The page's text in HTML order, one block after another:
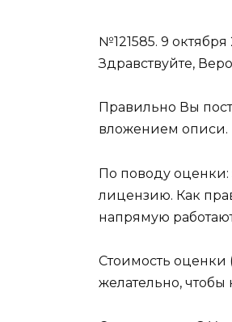
№121585. 9 октября
Здравствуйте,
Правильно Вы
вложением описи.
По поводу
лицензию. Как
напрямую
Стоимость оценки
желательно,